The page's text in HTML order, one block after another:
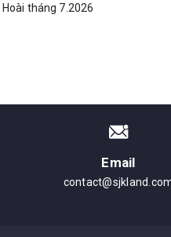
tháng 7.2026
Email